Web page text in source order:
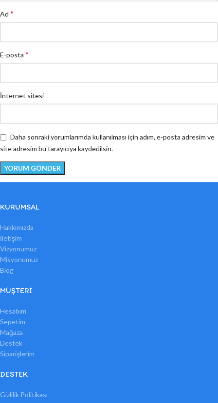
Ad *
E-posta *
İnternet sitesi
Daha sonraki yorumlarımda kullanılması için adım, e-posta adresim ve
site adresim bu tarayıcıya kaydedilsin.
KURUMSAL
Hakkımızda
İletişim
Vizyonumuz
Misyonumuz
Blog
MÜŞTERI
Hesabım
Sepetim
Mağaza
Destek
Siparişlerim
DESTEK
Gizlilik Politikası